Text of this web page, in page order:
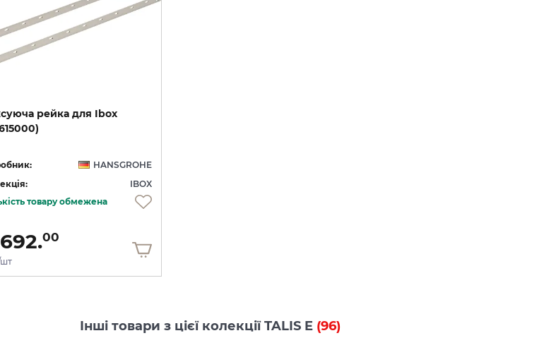
рейка для Ibox
HANSGROHE
IBOX
товару обмежена
00
Інші товари з цієї колекції TALIS E (96)